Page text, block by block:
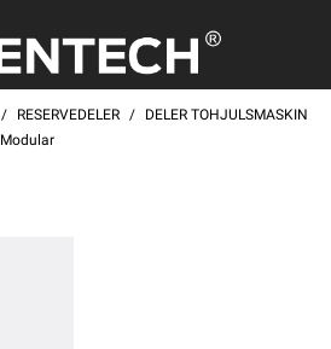
RESERVEDELER
DELER TOHJULSMASKIN